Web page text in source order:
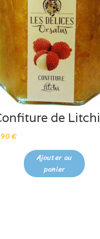
de Litchi
€
Ajouter au
panier